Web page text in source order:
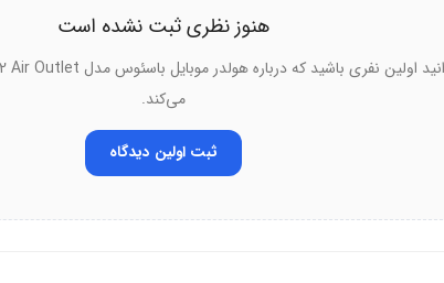
نیروی اولیه خود را حفظ می‌کنند.
می‌ماند.
هنوز نظری ثبت نشده است
می‌کند.
ثبت اولین دیدگاه